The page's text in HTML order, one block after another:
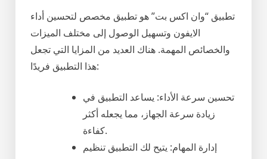
تطبيق “وان اكس بت” هو تطبيق مخصص لتحسين أداء
الايفون وتسهيل الوصول إلى مختلف الميزات
والخصائص المهمة. هناك العديد من المزايا التي تجعل
هذا التطبيق فريدًا:
تحسين سرعة الأداء: يساعد التطبيق في
زيادة سرعة الجهاز، مما يجعله أكثر
كفاءة.
إدارة المهام: يتيح لك التطبيق تنظيم